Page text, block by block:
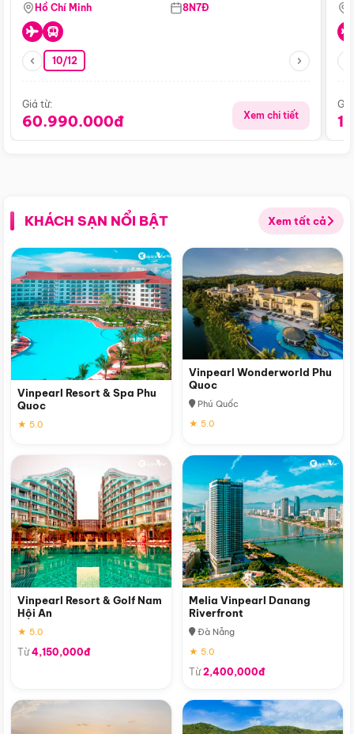
Hồ Chí Minh 8N7Đ
10/12
Giá từ:
60.990.000đ Xem chi tiết
KHÁCH SẠN NỔI BẬT Xem tất cả
Vinpearl Resort & Spa Phu
Quoc
★ 5.0
Vinpearl Wonderworld Phu
Quoc
Phú Quốc
★ 5.0
Vinpearl Resort & Golf Nam
Hội An
★ 5.0
Từ4,150,000đ
Melia Vinpearl Danang
Riverfront
Đà Nẵng
★ 5.0
Từ2,400,000đ